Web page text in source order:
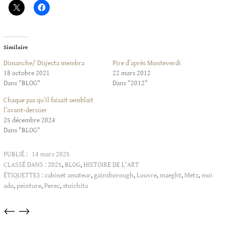
Similaire
Dimanche/ Disjecta membra
18 octobre 2021
Dans "BLOG"
Pire d’après Monteverdi
22 mars 2012
Dans "2012"
Chaque pas qu’il faisait semblait
l’avant-dernier
25 décembre 2024
Dans "BLOG"
PUBLIÉ : 14 mars 2025
CLASSÉ DANS : 2025,BLOG,HISTOIRE DE L'ART
ÉTIQUETTES :cabinet amateur,gainsborough,Louvre,maeght,Metz,moi
ado,peinture,Perec,stoichita
Articles
→
←